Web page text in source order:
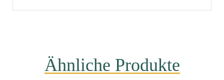
Ähnliche Produkte